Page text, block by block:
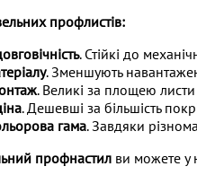
профлистів:
. Стійкі до
. Зменшують
. Великі за площею листи
. Дешевші за більшість
гама. Завдяки
профнастил ви можете у